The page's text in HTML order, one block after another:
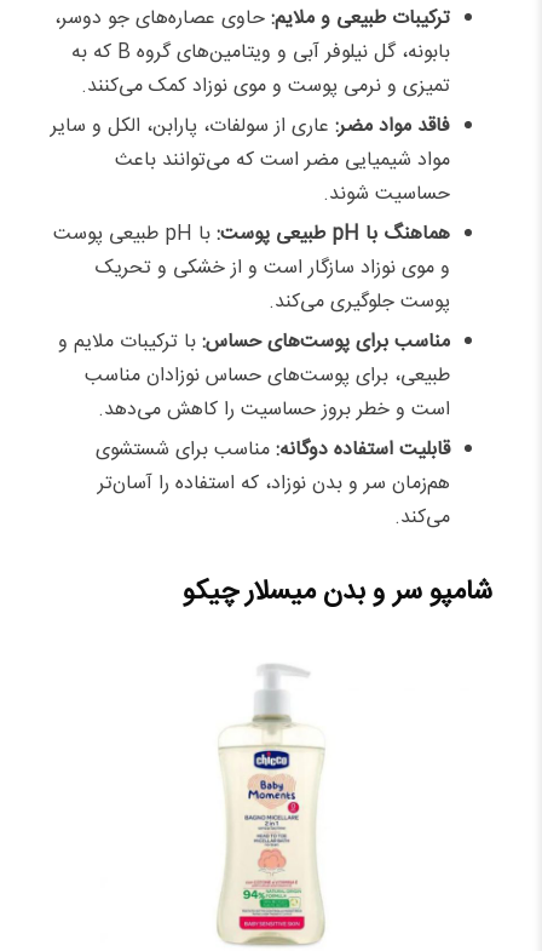
ترکیبات طبیعی و ملایم:حاوی عصاره‌های جو دوسر،
بابونه، گل نیلوفر آبی و ویتامین‌های گروه B که به
تمیزی و نرمی پوست و موی نوزاد کمک می‌کنند.
فاقد مواد مضر:عاری از سولفات، پارابن، الکل و سایر
مواد شیمیایی مضر است که می‌توانند باعث
حساسیت شوند.
هماهنگ با pH طبیعی پوست:
با pH طبیعی پوست
و موی نوزاد سازگار است و از خشکی و تحریک
پوست جلوگیری می‌کند.
مناسب برای پوست‌های حساس:با ترکیبات ملایم و
طبیعی، برای پوست‌های حساس نوزادان مناسب
است و خطر بروز حساسیت را کاهش می‌دهد.
قابلیت استفاده دوگانه:مناسب برای شستشوی
هم‌زمان سر و بدن نوزاد، که استفاده را آسان‌تر
می‌کند.
شامپو سر و بدن میسلار چیکو